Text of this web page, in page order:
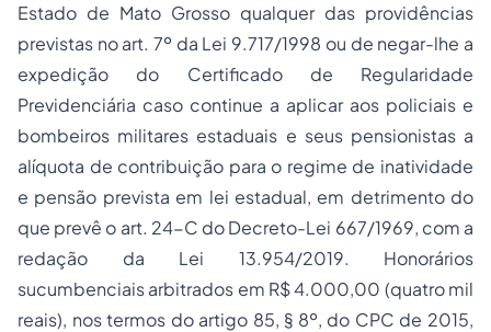
Estado de Mato Grosso qualquer das providências
previstas no art. 7º da Lei 9.717/1998 ou de negar-lhe a
expedição do Certificado de Regularidade
Previdenciária caso continue a aplicar aos policiais e
bombeiros militares estaduais e seus pensionistas a
alíquota de contribuição para o regime de inatividade
e pensão prevista em lei estadual, em detrimento do
que prevê o art. 24-C do Decreto-Lei 667/1969, com a
redação da Lei 13.954/2019. Honorários
sucumbenciais arbitrados em R$ 4.000,00 (quatro mil
reais), nos termos do artigo 85, § 8º, do CPC de 2015,